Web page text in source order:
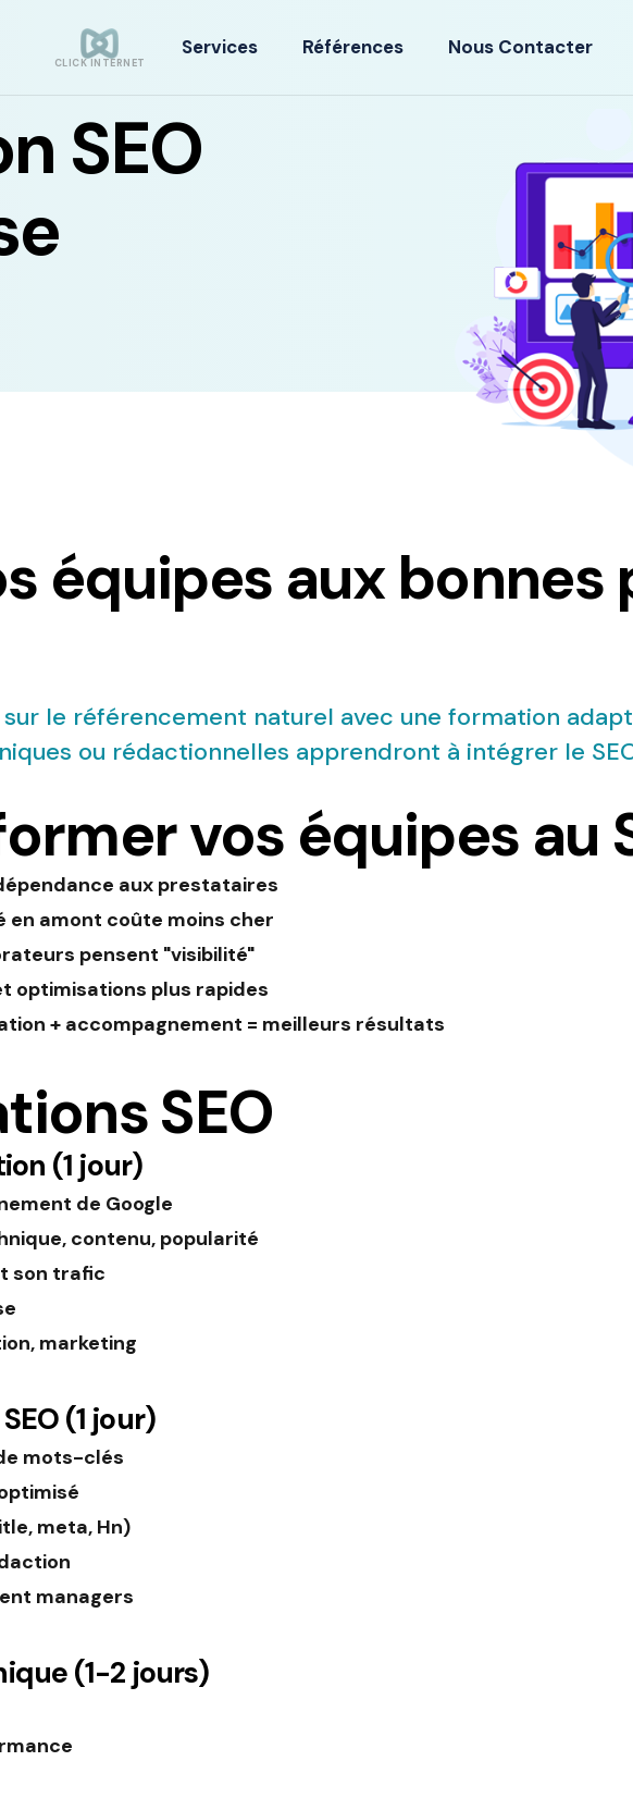
CLICK INTERNET
Services Références Nous Contacter
SEO
équipes aux
le référencement naturel avec une formation
ou rédactionnelles apprendront à intégrer le
vos équipes au
aux prestataires
en amont coûte moins cher
pensent "visibilité"
optimisations plus rapides
+ accompagnement = meilleurs résultats
SEO
(1 jour)
de Google
contenu, popularité
son trafic
marketing
(1 jour)
mots-clés
meta, Hn)
managers
(1-2 jours)